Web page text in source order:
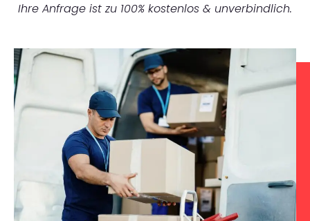
Ihre Anfrage ist zu 100% kostenlos & unverbindlich.